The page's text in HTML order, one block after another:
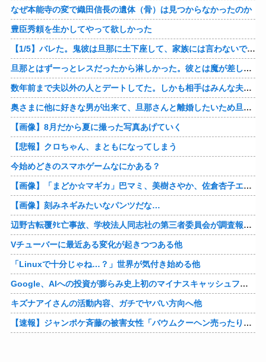
なぜ本能寺の変で織田信長の遺体（骨）は見つからなかったのか
豊臣秀頼を生かしてやって欲しかった
【1/5】バレた。鬼彼は旦那に土下座して、家族には言わないで下さいって…。いつの間にか子供も出来ていたようで私はドン引きでした。→お前の旦那はお前にドン引きだよｗ
旦那とはずーっとレスだったから淋しかった。彼とは魔が差したというか恋に恋してしまって… 結婚してくれ！って言われたけど、それは彼が毎日色々したいだけ。やっと目が覚めた。
数年前まで夫以外の人とデートしてた。しかも相手はみんな夫の仕事関係の人。例えるなら夫はサッカーチームの管理栄養士、デート相手複数人は全員そのサッカーチーム選手みたいな。
奥さまに他に好きな男が出来て、旦那さんと離婚したいため旦那さんのＤＶをでっちあげて、まんまと周りを騙している話を聞いたのは、未来の鬼女たちだったｗ
【画像】8月だから夏に撮った写真あげていく
【悲報】クロちゃん、まともになってしまう
今始めどきのスマホゲームなにかある？
【画像】「まどか☆マギカ」巴マミ、美樹さやか、佐倉杏子エロすぎ放課後えんこーハメ撮りどぴゅどぴゅエチエチが最高すぎる❣
【画像】刻みネギみたいなパンツだな…
辺野古転覆ﾀﾋ亡事故、学校法人同志社の第三者委員会が調査報告書を公表 … 安全配慮義務違反や安全管理に関する検証を妨げた組織風土の存在を指摘
Vチューバーに最近ある変化が起きつつある他
「Linuxで十分じゃね…？」世界が気付き始める他
Google、AIへの投資が膨らみ史上初のマイナスキャッシュフローに陥る他
キズナアイさんの活動内容、ガチでヤバい方向へ他
【速報】ジャンポケ斉藤の被害女性「バウムクーヘン売ったりTikTokライブしててムカついたから示談しなかった」他